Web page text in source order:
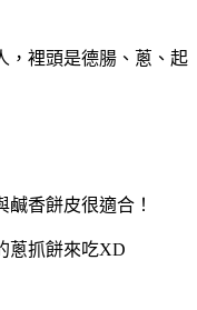
，裡頭是德腸、蔥、起
香餅皮很適合！
蔥抓餅來吃XD